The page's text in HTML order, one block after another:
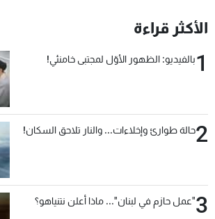
الأكثر قراءة
1بالفيديو: الظهور الأوّل لمجتبى خامنئي!
2حالة طوارئ وإخلاءات... والنار تلاحق السكان!
3"عمل حازم في لبنان"... ماذا أعلن نتنياهو؟
الترددات
شروط الإسـتخدام
سياسة الخصوصية